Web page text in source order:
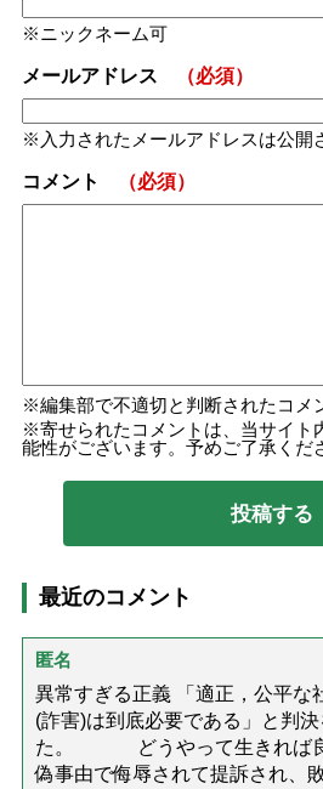
ニックネーム可
メールアドレス （必須）
入力されたメールアドレスは公開
コメント （必須）
編集部で不適切と判断されたコメ
寄せられたコメントは、当サイト
能性がございます。予めご了承くだ
最近のコメント
匿名
異常すぎる正義 「適正，公平な
(詐害)は到底必要である」と判
た。 どうやって生きれば良
偽事由で侮辱されて提訴され、